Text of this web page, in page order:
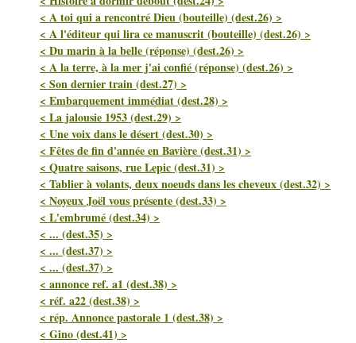
< A toi qui a rencontré Dieu (bouteille) (dest.26) >
< A l'éditeur qui lira ce manuscrit (bouteille) (dest.26) >
< Du marin à la belle (réponse) (dest.26) >
< A la terre, à la mer j'ai confié (réponse) (dest.26) >
< Son dernier train (dest.27) >
< Embarquement immédiat (dest.28) >
< La jalousie 1953 (dest.29) >
< Une voix dans le désert (dest.30) >
< Fêtes de fin d'année en Bavière (dest.31) >
< Quatre saisons, rue Lepic (dest.31) >
< Tablier à volants, deux noeuds dans les cheveux (dest.32) >
< Noyeux Joël vous présente (dest.33) >
< L'embrumé (dest.34) >
< ... (dest.35) >
< ... (dest.37) >
< ... (dest.37) >
< annonce ref. a1 (dest.38) >
< réf. a22 (dest.38) >
< rép. Annonce pastorale 1 (dest.38) >
< Gino (dest.41) >